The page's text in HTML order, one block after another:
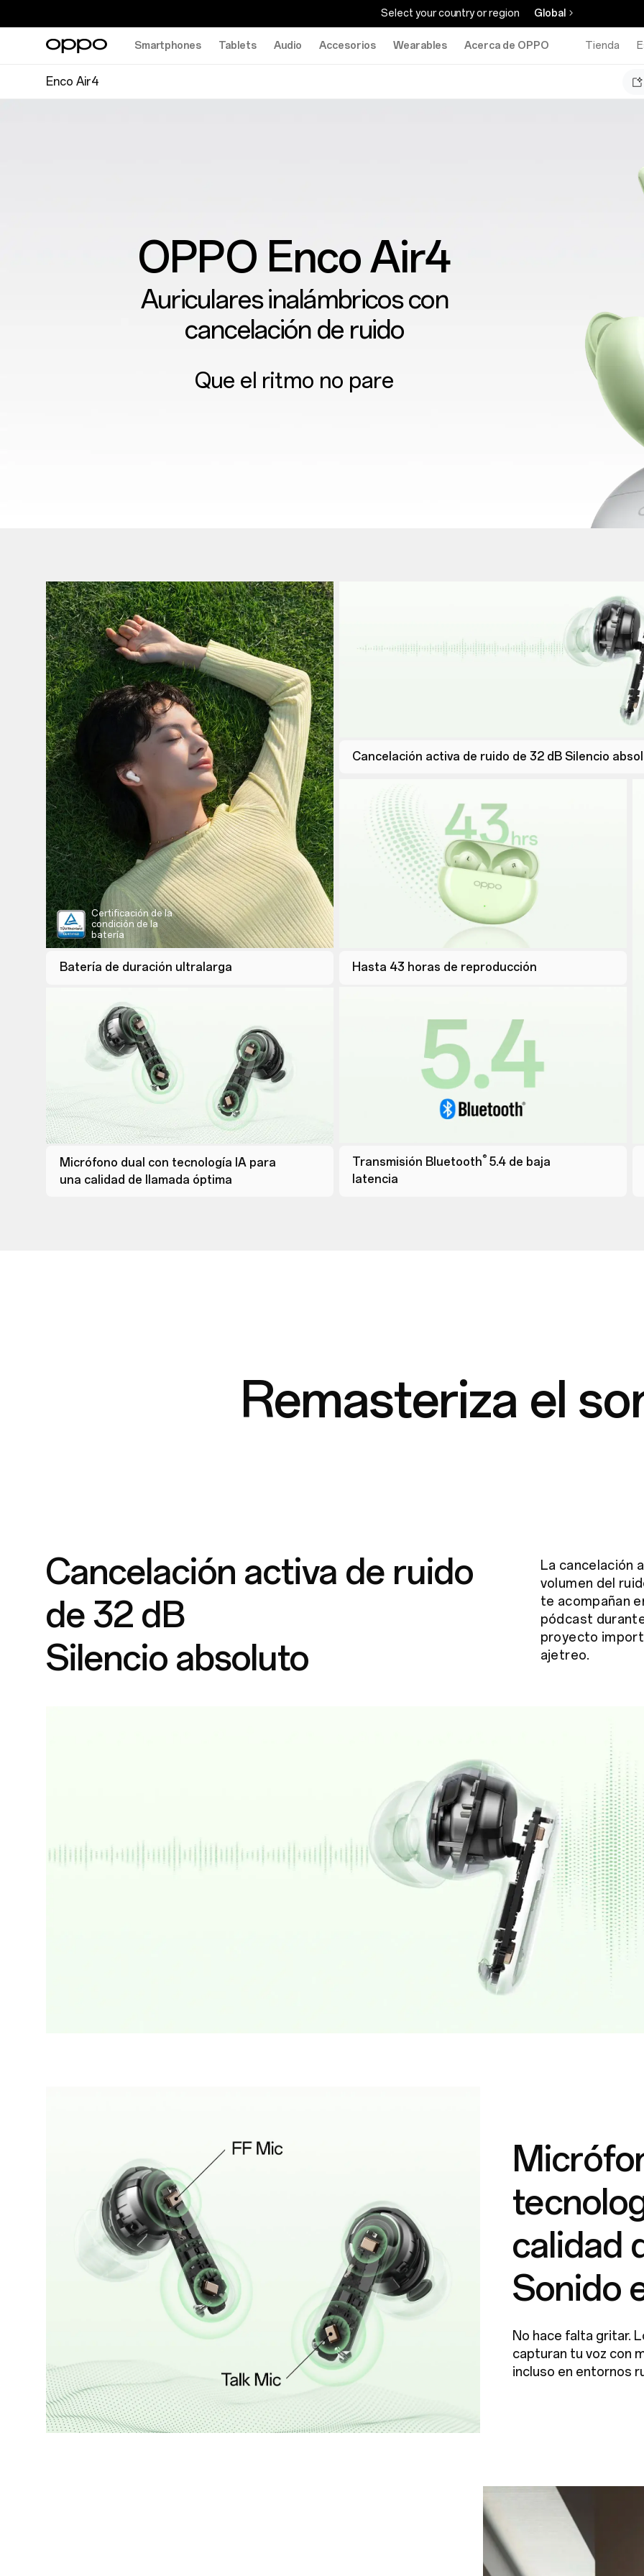
Select your country or region Global
Smartphones Tablets Audio Accesorios Wearables Acerca de OPPO Tienda
Enco Air4
OPPO Enco Air4
Auriculares inalámbricos con
cancelación de ruido
Que el ritmo no pare
Certificación de la
condición de la
batería
Batería de duración ultralarga
Micrófono dual con tecnología IA para
una calidad de llamada óptima
Cancelación activa de ruido de 32 dB Silencio
Hasta 43 horas de reproducción
Transmisión Bluetooth® 5.4 de baja
latencia
Remasteriza el
Cancelación activa de ruido
de 32 dB
Silencio absoluto
La cancelación
volumen del
te acompañan
pódcast
proyecto
ajetreo.
calidad
Sonido
No hace falta gritar.
capturan tu voz con
incluso en entornos